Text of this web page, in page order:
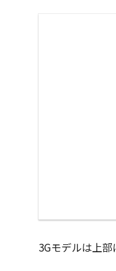
3Gモデルは上